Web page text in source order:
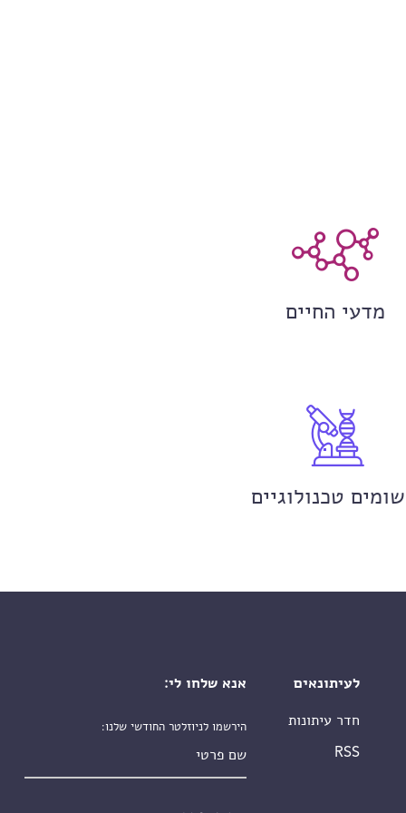
מדעי החיים
טכנולוגיים
לעיתונאים
חדר עיתונות
RSS
אנא שלחו לי:
הירשמו לניוזלטר החודשי שלנו: